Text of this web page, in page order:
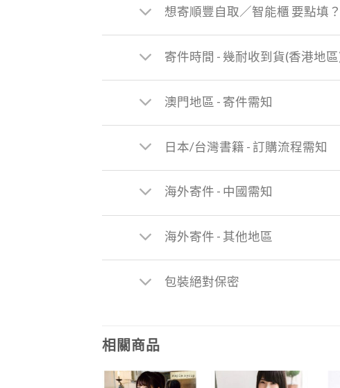
想寄順豐自取／智能櫃 要點填？
寄件時間 - 幾耐收到貨(香港地區
澳門地區 - 寄件需知
日本/台灣書籍 - 訂購流程需知
海外寄件 - 中國需知
海外寄件 - 其他地區
包裝絕對保密
相關商品